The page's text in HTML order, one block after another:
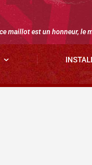
maillot est un honneur, le